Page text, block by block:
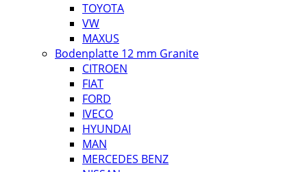
TOYOTA
VW
MAXUS
Bodenplatte 12 mm Granite
CITROEN
FIAT
FORD
IVECO
HYUNDAI
MAN
MERCEDES BENZ